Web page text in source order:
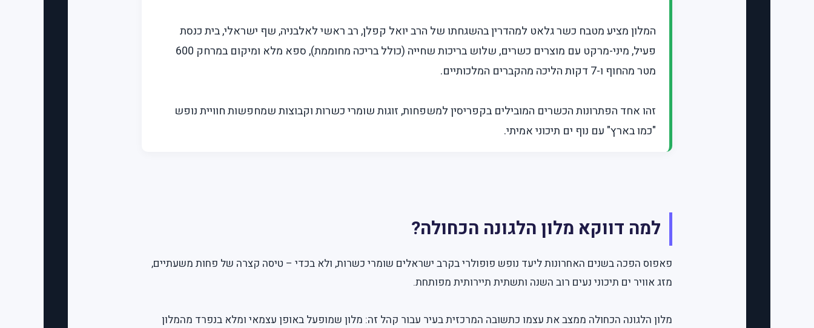
המלון מציע מטבח כשר גלאט למהדרין בהשגחתו של הרב יואל קפלן, רב ראשי לאלבניה, שף ישראלי, בית כנסת
פעיל, מיני-מרקט עם מוצרים כשרים, שלוש בריכות שחייה (כולל בריכה מחוממת), ספא מלא ומיקום במרחק 600
מטר מהחוף ו-7 דקות הליכה מהקברים המלכותיים.
זהו אחד הפתרונות הכשרים המובילים בקפריסין למשפחות, זוגות שומרי כשרות וקבוצות שמחפשות חוויית נופש
"כמו בארץ" עם נוף ים תיכוני אמיתי.
למה דווקא מלון הלגונה הכחולה?
פאפוס הפכה בשנים האחרונות ליעד נופש פופולרי בקרב ישראלים שומרי כשרות, ולא בכדי – טיסה קצרה של פחות משעתיים,
מזג אוויר ים תיכוני נעים רוב השנה ותשתית תיירותית מפותחת.
מלון הלגונה הכחולה ממצב את עצמו כתשובה המרכזית בעיר עבור קהל זה: מלון שמופעל באופן עצמאי ומלא בנפרד מהמלון